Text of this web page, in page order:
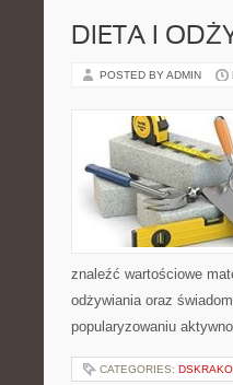
DIETA I
POSTED BY ADMIN
znaleźć wartościowe
odżywiania oraz
popularyzowaniu
CATEGORIES: